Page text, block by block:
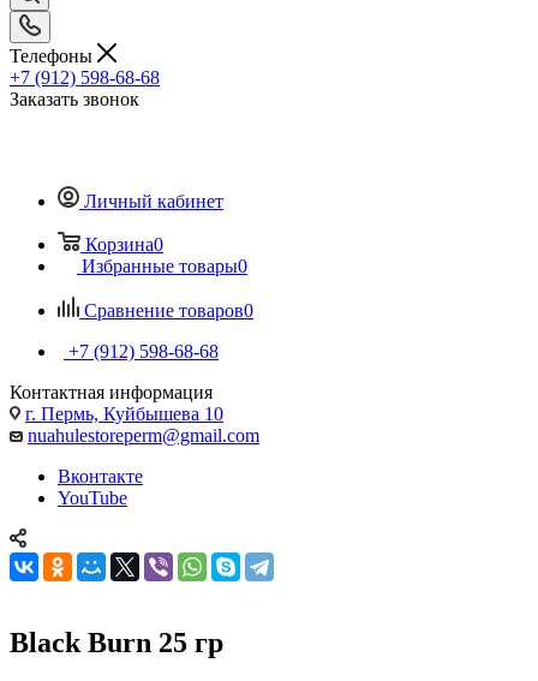
Телефоны
+7 (912) 598-68-68
Заказать звонок
Личный кабинет
Корзина0
Избранные товары0
Сравнение товаров0
+7 (912) 598-68-68
Контактная информация
г. Пермь, Куйбышева 10
nuahulestoreperm@gmail.com
Вконтакте
YouTube
Black Burn 25 гр